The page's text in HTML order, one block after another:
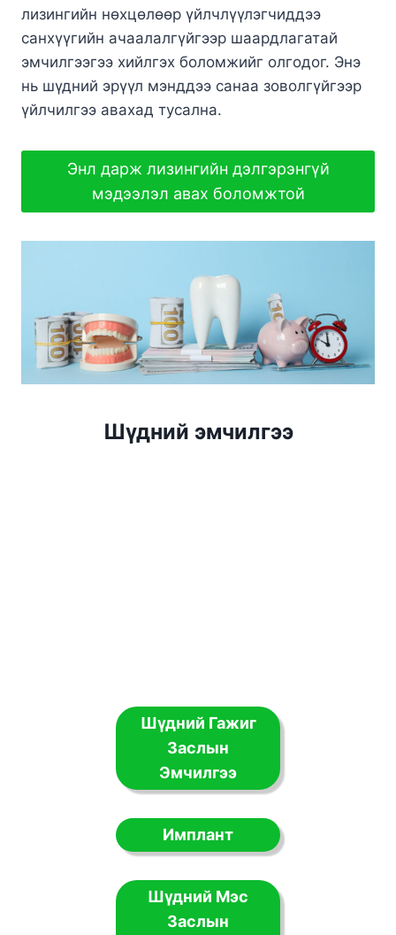
лизингийн нөхцөлөөр үйлчлүүлэгчиддээ
санхүүгийн ачаалалгүйгээр шаардлагатай
эмчилгээгээ хийлгэх боломжийг олгодог. Энэ
нь шүдний эрүүл мэнддээ санаа зоволгүйгээр
үйлчилгээ авахад тусална.
Энл дарж лизингийн дэлгэрэнгүй
мэдээлэл авах боломжтой
Шүдний эмчилгээ
Шүдний Гажиг
Заслын
Эмчилгээ
Имплант
Шүдний Мэс
Заслын